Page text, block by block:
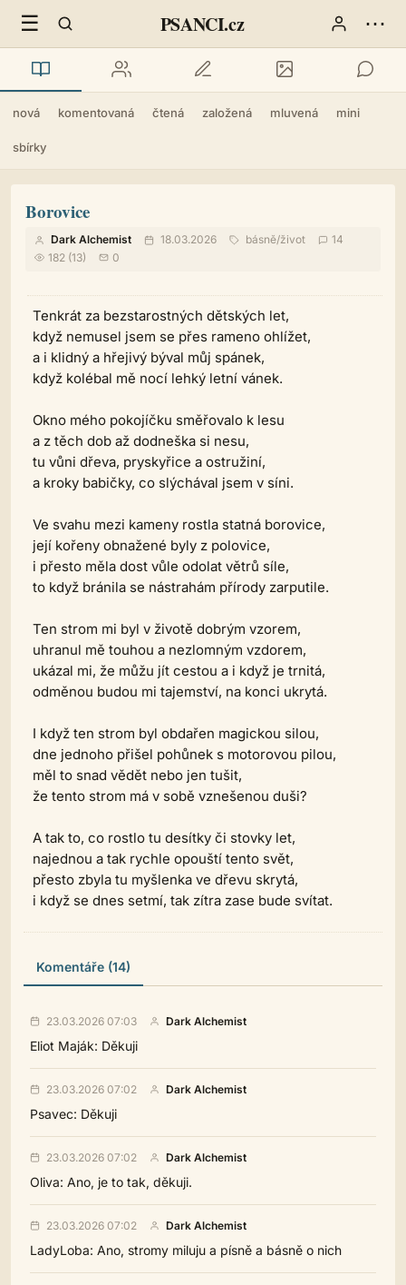
☰ PSANCI.cz ⋯
nová komentovaná čtená založená mluvená mini
sbírky
Borovice
Dark Alchemist 18.03.2026 básně/život
14
182 (13)
0
Tenkrát za bezstarostných dětských let,
když nemusel jsem se přes rameno ohlížet,
a i klidný a hřejivý býval můj spánek,
když kolébal mě nocí lehký letní vánek.
Okno mého pokojíčku směřovalo k lesu
a z těch dob až dodneška si nesu,
tu vůni dřeva, pryskyřice a ostružiní,
a kroky babičky, co slýchával jsem v síni.
Ve svahu mezi kameny rostla statná borovice,
její kořeny obnažené byly z polovice,
i přesto měla dost vůle odolat větrů síle,
to když bránila se nástrahám přírody zarputile.
Ten strom mi byl v životě dobrým vzorem,
uhranul mě touhou a nezlomným vzdorem,
ukázal mi, že můžu jít cestou a i když je trnitá,
odměnou budou mi tajemství, na konci ukrytá.
I když ten strom byl obdařen magickou silou,
dne jednoho přišel pohůnek s motorovou pilou,
měl to snad vědět nebo jen tušit,
že tento strom má v sobě vznešenou duši?
A tak to, co rostlo tu desítky či stovky let,
najednou a tak rychle opouští tento svět,
přesto zbyla tu myšlenka ve dřevu skrytá,
i když se dnes setmí, tak zítra zase bude svítat.
Komentáře (14)
23.03.2026 07:03 Dark Alchemist
Eliot Maják: Děkuji
23.03.2026 07:02 Dark Alchemist
Psavec: Děkuji
23.03.2026 07:02 Dark Alchemist
Oliva: Ano, je to tak, děkuji.
23.03.2026 07:02 Dark Alchemist
LadyLoba: Ano, stromy miluju a písně a básně o nich